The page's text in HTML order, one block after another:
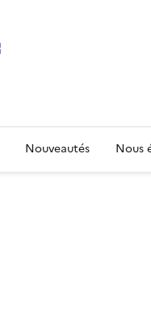
Nouveautés Nous